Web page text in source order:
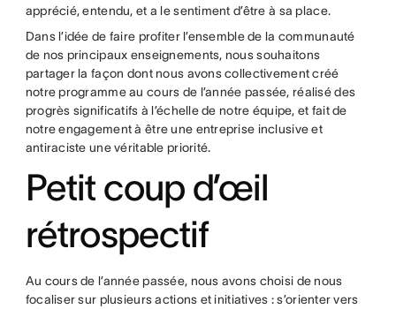
apprécié, entendu, et a le sentiment d’être à sa place.
Dans l’idée de faire profiter l’ensemble de la communauté
de nos principaux enseignements, nous souhaitons
partager la façon dont nous avons collectivement créé
notre programme au cours de l’année passée, réalisé des
progrès significatifs à l’échelle de notre équipe, et fait de
notre engagement à être une entreprise inclusive et
antiraciste une véritable priorité.
Petit coup d’œil
rétrospectif
Au cours de l’année passée, nous avons choisi de nous
focaliser sur plusieurs actions et initiatives : s’orienter vers